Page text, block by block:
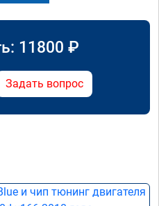
11800 ₽
Задать вопрос